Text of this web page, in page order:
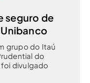
seguro de
grupo do Itaú
do
foi divulgado